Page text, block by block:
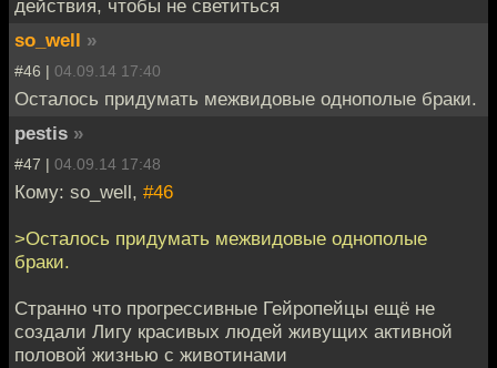
действия, чтобы не светиться
so_well »
#46 | 04.09.14 17:40
Осталось придумать межвидовые однополые браки.
pestis »
#47 | 04.09.14 17:48
Кому: so_well, #46
>Осталось придумать межвидовые однополые
браки.
Странно что прогрессивные Гейропейцы ещё не
создали Лигу красивых людей живущих активной
половой жизнью с животинами